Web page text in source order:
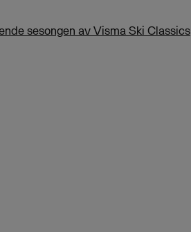
sesongen av Visma Ski Classics